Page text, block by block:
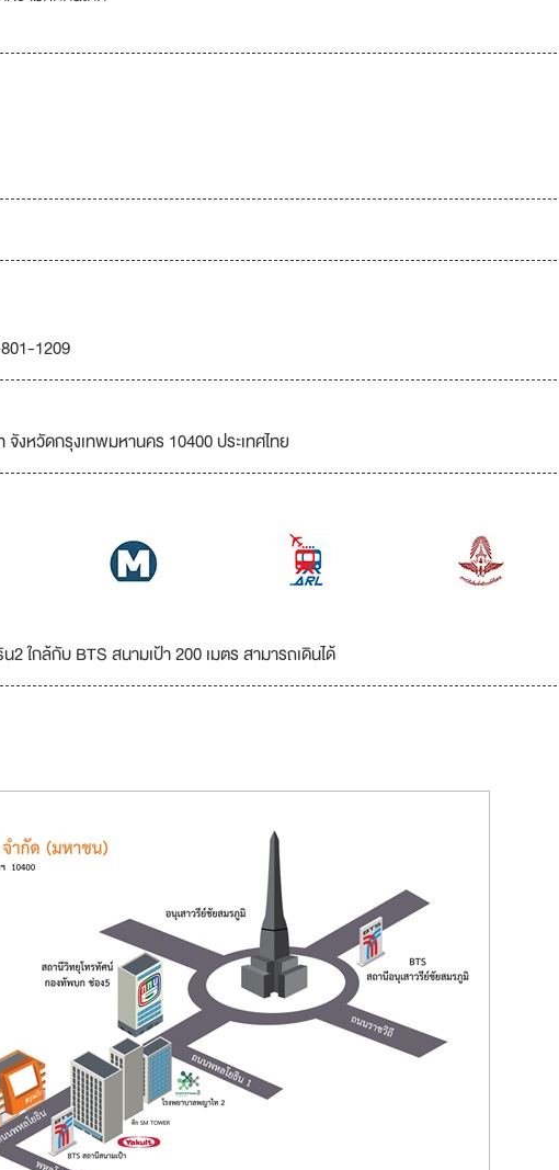
1209
งหวัดกรุงเทพมหานคร 10400 ประเทศไทย
ใกล้กับ BTS สนามเป้า 200 เมตร สามารถเดินได้